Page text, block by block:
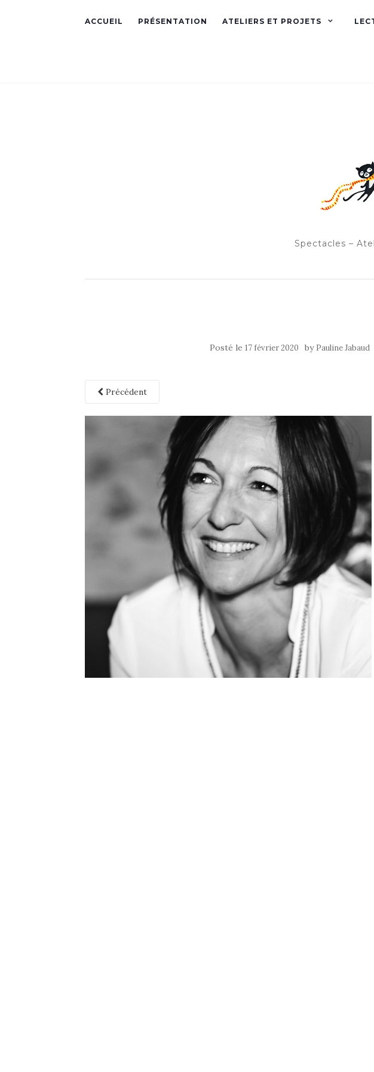
ACCUEIL PRÉSENTATION ATELIERS ET PROJETS
Spectacles –
Posté le17 février 2020 by Pauline Jabaud
Précédent